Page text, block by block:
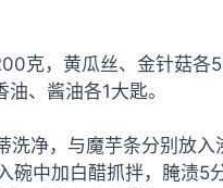
克，黄瓜丝、金针菇各
、酱油各1大匙。
洗净，与魔芋条分别放入
碗中加白醋抓拌，腌渍5